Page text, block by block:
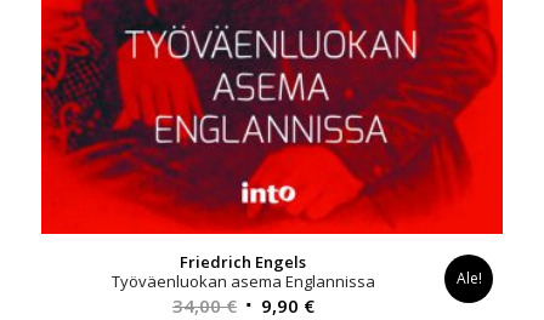
Friedrich Engels
Työväenluokan asema Englannissa
34,00€ Alkuperäinen
9,90 €Nykyinen
Ale!